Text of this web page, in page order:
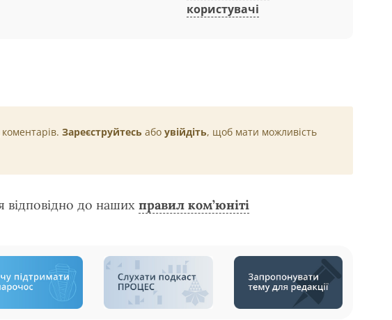
користувачі
Зареєструйтесь або увійдіть, щоб мати можливість
відповідно до наших правил ком’юніті